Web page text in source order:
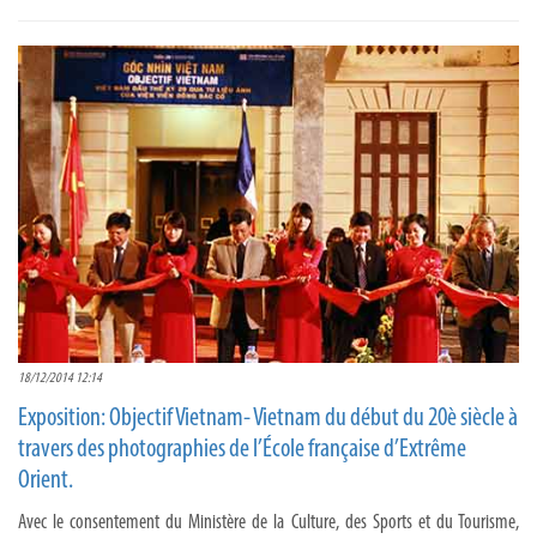
18/12/2014 12:14
Exposition: Objectif Vietnam- Vietnam du début du 20è siècle à
travers des photographies de l’École française d’Extrême
Orient.
Avec le consentement du Ministère de la Culture, des Sports et du Tourisme,